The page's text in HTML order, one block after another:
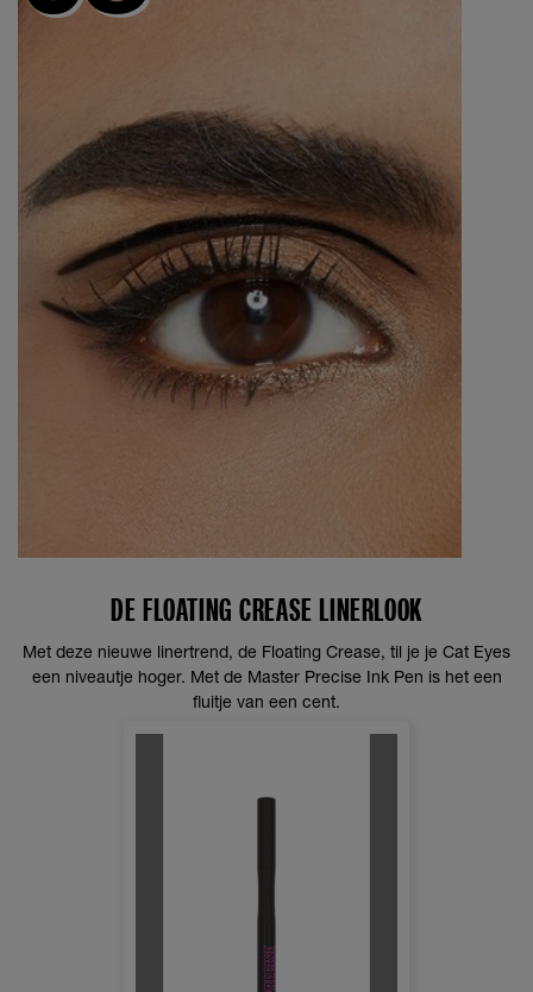
DE FLOATING CREASE LINERLOOK
Met deze nieuwe linertrend, de Floating Crease, til je je Cat Eyes
een niveautje hoger. Met de Master Precise Ink Pen is het een
fluitje van een cent.